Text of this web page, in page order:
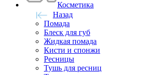
Косметика
Назад
Помада
Блеск для губ
Жидкая помада
Кисти и спонжи
Ресницы
Тушь для ресниц